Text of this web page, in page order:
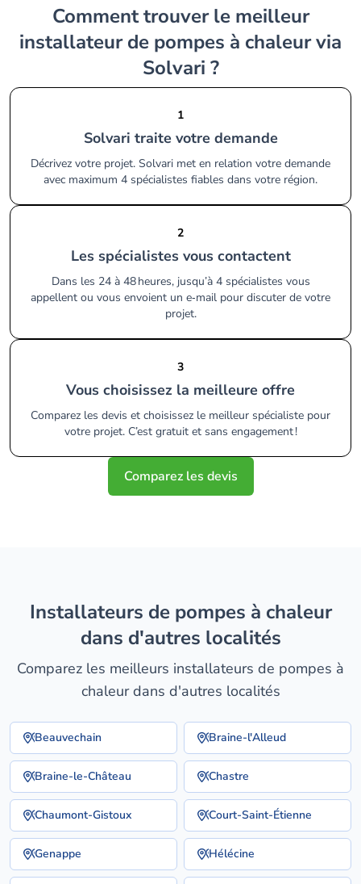
Comment trouver le meilleur
installateur de pompes à chaleur via
Solvari ?
1
Solvari traite votre demande
Décrivez votre projet. Solvari met en relation votre demande
avec maximum 4 spécialistes fiables dans votre région.
2
Les spécialistes vous contactent
Dans les 24 à 48 heures, jusqu’à 4 spécialistes vous
appellent ou vous envoient un e‑mail pour discuter de votre
projet.
3
Vous choisissez la meilleure offre
Comparez les devis et choisissez le meilleur spécialiste pour
votre projet. C’est gratuit et sans engagement !
Comparez les devis
installateurs de pompes à chaleur
dans d'autres localités
Comparez les meilleurs installateurs de pompes à
chaleur dans d'autres localités
Beauvechain Braine-l'Alleud
Braine-le-Château Chastre
Chaumont-Gistoux Court-Saint-Étienne
Genappe Hélécine